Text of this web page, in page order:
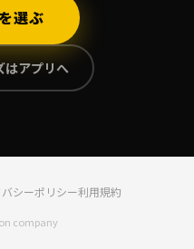
選ぶ
アプリへ
シーポリシー利用規約
company